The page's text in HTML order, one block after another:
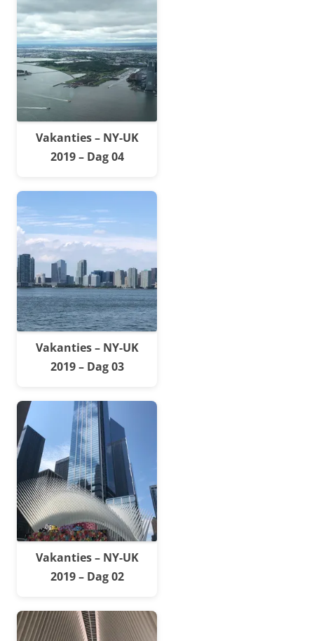
Vakanties – NY-UK
2019 – Dag 04
Vakanties – NY-UK
2019 – Dag 03
Vakanties – NY-UK
2019 – Dag 02